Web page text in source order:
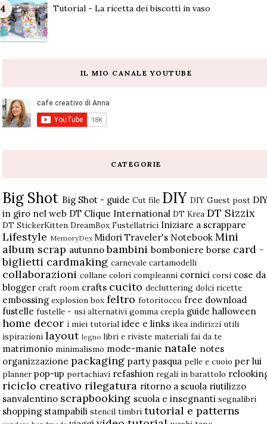
Tutorial - La ricetta dei biscotti in vaso
IL MIO CANALE YOUTUBE
CATEGORIE
Big Shot Big Shot - guide Cut file DIY DIY Guest post
in giro nel web DT Clique International DT Krea DT Sizzix
DT StickerKitten DreamBox Fustellatrici Iniziare a scrappare
Lifestyle MemoryDex Midori Traveler's Notebook Mini
album scrap autunno bambini bomboniere borse card -
biglietti cardmaking carnevale cartamodelli
collaborazioni collane colori compleanni cornici corsi cose da
blogger craft room crafts cucito decluttering dolci ricette
embossing explosion box feltro fotoritocco free download
fustelle fustelle - usi alternativi gomma crepla guide halloween
home decor i miei tutorial idee e links ikea indirizzi utili
ispirazioni layout legno libri e riviste materiali fai da te
matrimonio minimalismo mode-manie natale notes
organizzazione packaging party pasqua pelle e cuoio per lui
planner pop-up portachiavi refashion regali in barattolo
riciclo creativo rilegatura ritorno a scuola riutilizzo
sanvalentino scrapbooking scuola e insegnanti segnalibri
shopping stampabili stencil timbri tutorial e patterns